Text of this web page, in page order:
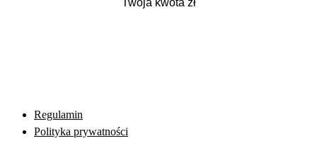
Regulamin
Polityka prywatności